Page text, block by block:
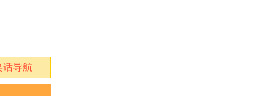
话导航